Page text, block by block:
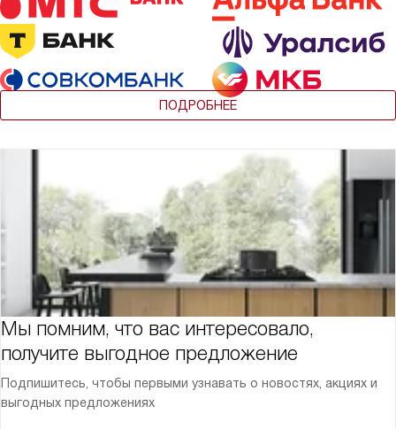
ПОДРОБНЕЕ
Мы помним, что вас интересовало,
получите выгодное предложение
Подпишитесь, чтобы первыми узнавать о новостях, акциях и
выгодных предложениях